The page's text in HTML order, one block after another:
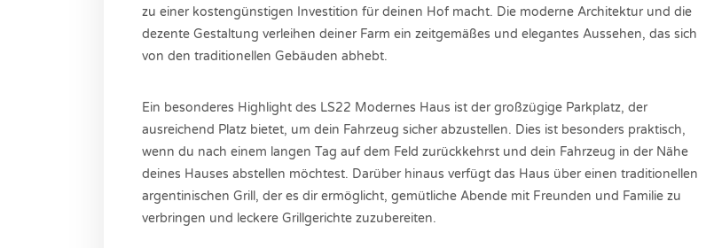
zu einer kostengünstigen Investition für deinen Hof macht. Die moderne Architektur und die
dezente Gestaltung verleihen deiner Farm ein zeitgemäßes und elegantes Aussehen, das sich
von den traditionellen Gebäuden abhebt.
Ein besonderes Highlight des LS22 Modernes Haus ist der großzügige Parkplatz, der
ausreichend Platz bietet, um dein Fahrzeug sicher abzustellen. Dies ist besonders praktisch,
wenn du nach einem langen Tag auf dem Feld zurückkehrst und dein Fahrzeug in der Nähe
deines Hauses abstellen möchtest. Darüber hinaus verfügt das Haus über einen traditionellen
argentinischen Grill, der es dir ermöglicht, gemütliche Abende mit Freunden und Familie zu
verbringen und leckere Grillgerichte zuzubereiten.